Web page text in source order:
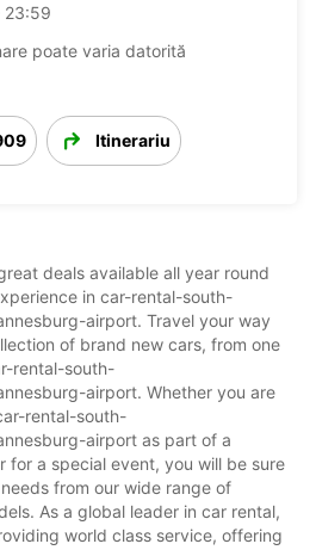
23:59
poate varia datorită
Itinerariu
deals available all year round
in car-rental-south-
airport. Travel your way
of brand new cars, from one
rental-south-
airport. Whether you are
rental-south-
airport as part of a
for a special event, you will be sure
from our wide range of
As a global leader in car rental,
world class service, offering